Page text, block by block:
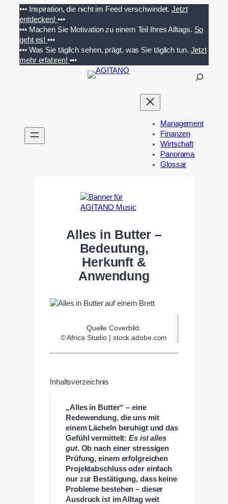
Inhalt
springen
••• Inspiration, die nicht im Feed verschwindet. Jetzt
entdecken! •••
••• Machen Sie Motivation zu einem Teil Ihres Alltags. So
geht es!•••
••• Was Sie täglich sehen, prägt, was Sie täglich tun. Jetzt
mehr erfahren! •••
n
Management
Finanzen
Wirtschaft
Panorama
Glossar
Alles in Butter –
Bedeutung,
Herkunft &
Anwendung
Quelle Coverbild:
© Africa Studio | stock.adobe.com
Inhaltsverzeichnis
„Alles in Butter“ – eine
Redewendung, die uns mit
einem Lächeln beruhigt und das
Gefühl vermittelt:Es ist alles
gut. Ob nach einer stressigen
Prüfung, einem erfolgreichen
Projektabschluss oder einfach
nur zur Bestätigung, dass keine
Probleme bestehen – dieser
Ausdruck ist im Alltag weit